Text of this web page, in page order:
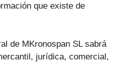
que existe de
de MKronospan SL sabrá
jurídica, comercial,